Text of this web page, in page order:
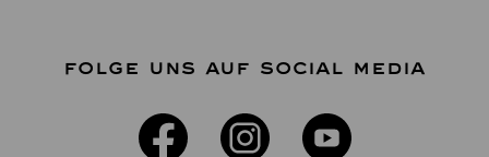
FOLGE UNS AUF SOCIAL MEDIA